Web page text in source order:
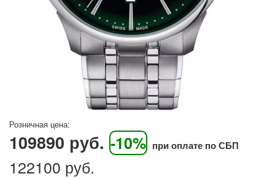
Розничная цена:
109890 руб. -10% при оплате по СБП
122100 руб.